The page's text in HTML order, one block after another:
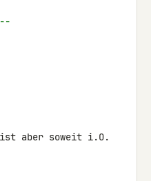
aber soweit i.O.